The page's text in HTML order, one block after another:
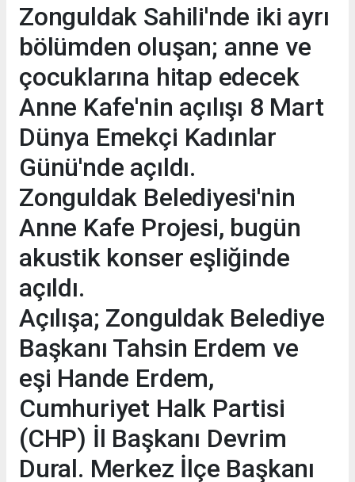
Zonguldak Sahili'nde iki ayrı
bölümden oluşan; anne ve
çocuklarına hitap edecek
Anne Kafe'nin açılışı 8 Mart
Dünya Emekçi Kadınlar
Günü'nde açıldı.
Zonguldak Belediyesi'nin
Anne Kafe Projesi, bugün
akustik konser eşliğinde
açıldı.
Açılışa; Zonguldak Belediye
Başkanı Tahsin Erdem ve
eşi Hande Erdem,
Cumhuriyet Halk Partisi
(CHP) İl Başkanı Devrim
Dural. Merkez İlçe Başkanı